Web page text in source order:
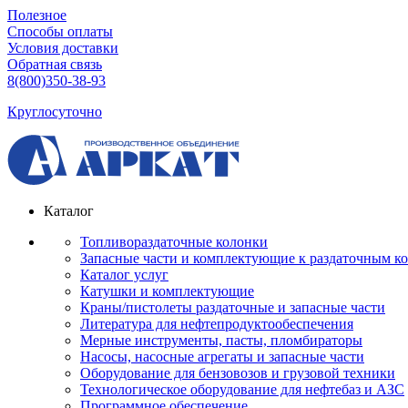
Полезное
Способы оплаты
Условия доставки
Обратная связь
8(800)350-38-93
Круглосуточно
Каталог
Топливораздаточные колонки
Запасные части и комплектующие к раздаточным
Каталог услуг
Катушки и комплектующие
Краны/пистолеты раздаточные и запасные части
Литература для нефтепродуктообеспечения
Мерные инструменты, пасты, пломбираторы
Насосы, насосные агрегаты и запасные части
Оборудование для бензовозов и грузовой техники
Технологическое оборудование для нефтебаз и АЗС